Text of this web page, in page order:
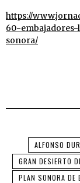
https://
60-
sonora/
ALFONSO
GRAN DESIERTO
PLAN SONORA DE